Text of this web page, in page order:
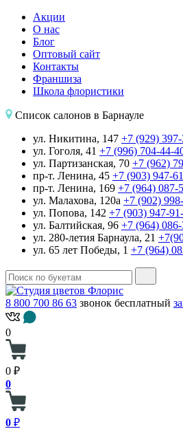
Акции
О нас
Блог
Оптовый сайт
Контакты
Франшиза
Школа флористики
Список салонов в Барнауле
ул. Никитина, 147 +7 (929)
ул. Гоголя, 41 +7 (996) 704-44-
ул. Партизанская, 70 +7 (962)
пр-т. Ленина, 45 +7 (903) 947-
пр-т. Ленина, 169 +7 (964) 087-
ул. Малахова, 120а +7 (902)
ул. Попова, 142 +7 (903) 947-
ул. Балтийская, 96 +7 (964)
ул. 280-летия Барнаула, 21
ул. 65 лет Победы, 1 +7 (964)
8 800 700 86 63 звонок бесплатный
0
0 ₽
0
0 ₽